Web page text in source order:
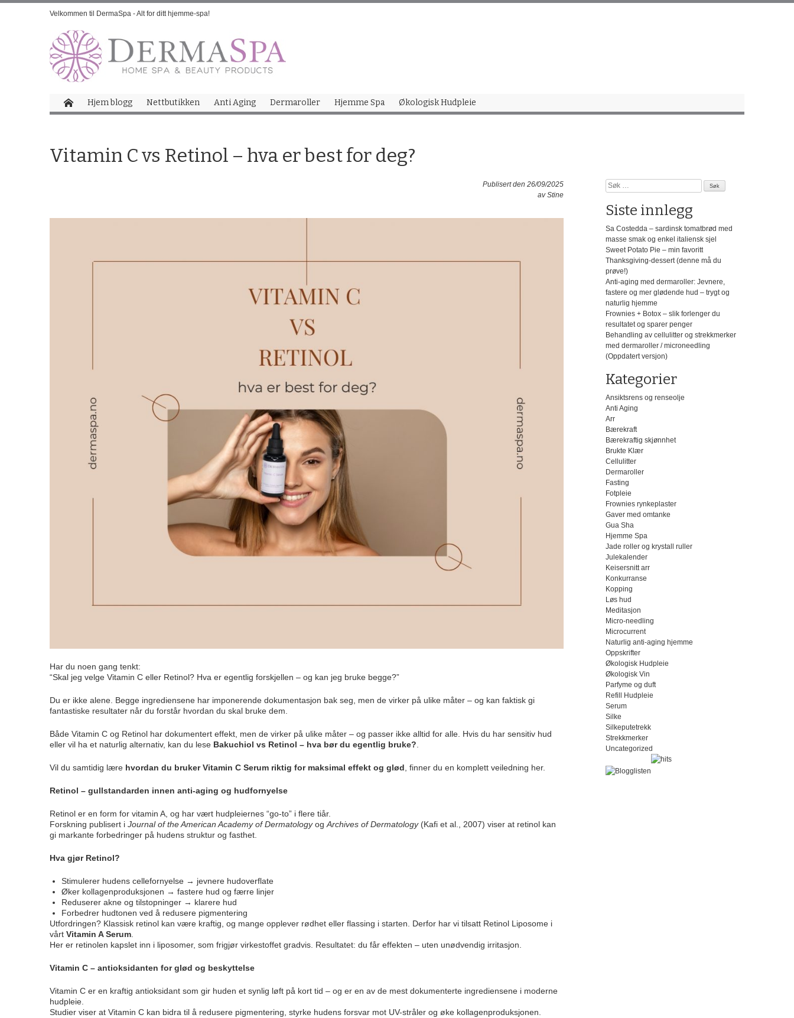
Velkommen til DermaSpa - Alt for ditt hjemme-spa!
Hjem blogg Nettbutikken Anti Aging Dermaroller Hjemme Spa Økologisk Hudpleie
Vitamin C vs Retinol – hva er best for deg?
Publisert den 26/09/2025
avStine
Har du noen gang tenkt:
“Skal jeg velge Vitamin C eller Retinol? Hva er egentlig forskjellen – og kan jeg bruke begge?”
Du er ikke alene. Begge ingrediensene har imponerende dokumentasjon bak seg, men de virker på ulike måter – og kan faktisk gi
fantastiske resultater når du forstår hvordan du skal bruke dem.
Både Vitamin C og Retinol har dokumentert effekt, men de virker på ulike måter – og passer ikke alltid for alle. Hvis du har sensitiv hud
eller vil ha et naturlig alternativ, kan du lese Bakuchiol vs Retinol – hva bør du egentlig bruke?
Vil du samtidig lære hvordan du bruker Vitamin C Serum riktig for maksimal effekt og glød , finner du en komplett veiledning her.
Retinol – gullstandarden innen anti-aging og hudfornyelse
Retinol er en form for vitamin A, og har vært hudpleiernes “go-to” i flere tiår.
Forskning publisert i Journal of the American Academy of Dermatologyog Archives of Dermatology(Kafi et al., 2007) viser at retinol kan
gi markante forbedringer på hudens struktur og fasthet.
Hva gjør Retinol?
Stimulerer hudens cellefornyelse → jevnere hudoverflate
Øker kollagenproduksjonen → fastere hud og færre linjer
Reduserer akne og tilstopninger → klarere hud
Forbedrer hudtonen ved å redusere pigmentering
Utfordringen? Klassisk retinol kan være kraftig, og mange opplever rødhet eller flassing i starten. Derfor har vi tilsatt Retinol Liposome i
vårt Vitamin A Serum
Her er retinolen kapslet inn i liposomer, som frigjør virkestoffet gradvis. Resultatet: du får effekten – uten unødvendig irritasjon.
Vitamin C – antioksidanten for glød og beskyttelse
Vitamin C er en kraftig antioksidant som gir huden et synlig løft på kort tid – og er en av de mest dokumenterte ingrediensene i moderne
hudpleie.
Studier viser at Vitamin C kan bidra til å redusere pigmentering, styrke hudens forsvar mot UV-stråler og øke kollagenproduksjonen.
Søk
etter:
Siste innlegg
Sa Costedda – sardinsk tomatbrød med
masse smak og enkel italiensk sjel
Sweet Potato Pie – min favoritt
Thanksgiving-dessert (denne må du
prøve!)
Anti-aging med dermaroller: Jevnere,
fastere og mer glødende hud – trygt og
naturlig hjemme
Frownies + Botox – slik forlenger du
resultatet og sparer penger
Behandling av cellulitter og strekkmerker
med dermaroller / microneedling
(Oppdatert versjon)
Kategorier
Ansiktsrens og renseolje
Anti Aging
Arr
Bærekraft
Bærekraftig skjønnhet
Brukte Klær
Cellulitter
Dermaroller
Fasting
Fotpleie
Frownies rynkeplaster
Gaver med omtanke
Gua Sha
Hjemme Spa
Jade roller og krystall ruller
Julekalender
Keisersnitt arr
Konkurranse
Kopping
Løs hud
Meditasjon
Micro-needling
Microcurrent
Naturlig anti-aging hjemme
Oppskrifter
Økologisk Hudpleie
Økologisk Vin
Parfyme og duft
Refill Hudpleie
Serum
Silke
Silkeputetrekk
Strekkmerker
Uncategorized